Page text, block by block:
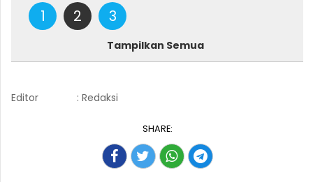
1 2 3
Tampilkan Semua
Editor : Redaksi
SHARE: